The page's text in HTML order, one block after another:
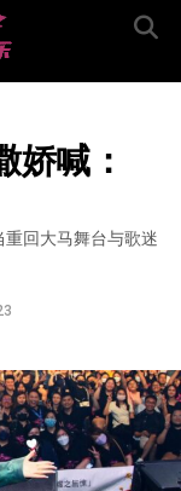
娇喊：
重回大马舞台与歌迷